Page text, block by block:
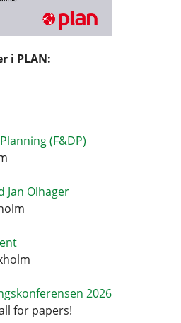
i PLAN:
(F&DP)
Jan Olhager
2026
for papers!